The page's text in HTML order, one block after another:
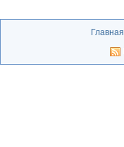
Главная